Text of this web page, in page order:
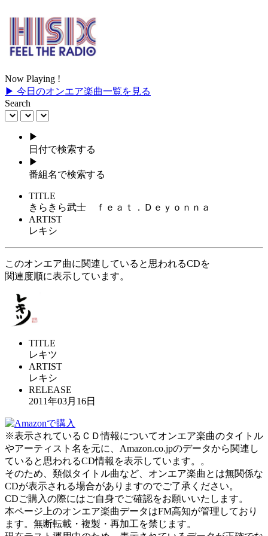
Now Playing !
▶ 今日のオンエア楽曲一覧を見る
Search
▶
日付で検索する
▶
番組名で検索する
TITLE
きらきら武士 ｆｅａｔ．Ｄｅｙｏｎｎａ
ARTIST
レキシ
このオンエア曲に関連していると思われるCDを
関連度順に表示しています。
TITLE
レキツ
ARTIST
レキシ
RELEASE
2011年03月16日
※表示されているＣＤ情報についてオンエア楽曲のタイトル
やアーティスト名を元に、Amazon.co.jpのデータから関連し
ていると思われるCD情報を表示しています。。
そのため、類似タイトル曲など、オンエア楽曲とは無関係な
CDが表示される場合がありますのでご了承ください。
CDご購入の際にはご自身でご確認をお願いいたします。
本ページ上のオンエア楽曲データはFM高知が管理しており
ます。無断転載・複製・再加工を禁じます。